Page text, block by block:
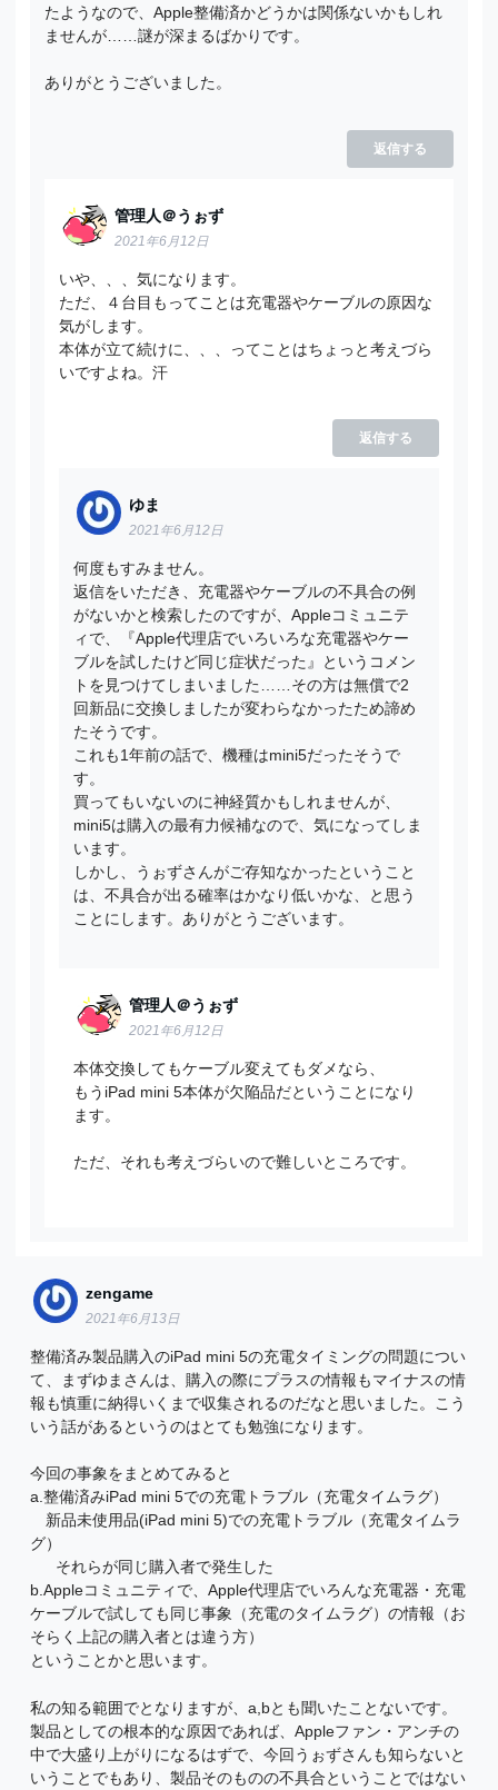
たようなので、Apple整備済かどうかは関係ないかもしれ
ませんが……謎が深まるばかりです。
ありがとうございました。
返信する
管理人＠うぉず
2021年6月12日
いや、、、気になります。
ただ、４台目もってことは充電器やケーブルの原因な
気がします。
本体が立て続けに、、、ってことはちょっと考えづら
いですよね。汗
返信する
ゆま
2021年6月12日
何度もすみません。
返信をいただき、充電器やケーブルの不具合の例
がないかと検索したのですが、Appleコミュニテ
ィで、『Apple代理店でいろいろな充電器やケー
ブルを試したけど同じ症状だった』というコメン
トを見つけてしまいました……その方は無償で2
回新品に交換しましたが変わらなかったため諦め
たそうです。
これも1年前の話で、機種はmini5だったそうで
す。
買ってもいないのに神経質かもしれませんが、
mini5は購入の最有力候補なので、気になってしま
います。
しかし、うぉずさんがご存知なかったということ
は、不具合が出る確率はかなり低いかな、と思う
ことにします。ありがとうございます。
管理人＠うぉず
2021年6月12日
本体交換してもケーブル変えてもダメなら、
もうiPad mini 5本体が欠陥品だということになり
ます。
ただ、それも考えづらいので難しいところです。
zengame
2021年6月13日
整備済み製品購入のiPad mini 5の充電タイミングの問題につい
て、まずゆまさんは、購入の際にプラスの情報もマイナスの情
報も慎重に納得いくまで収集されるのだなと思いました。こう
いう話があるというのはとても勉強になります。
今回の事象をまとめてみると
a.整備済みiPad mini 5での充電トラブル（充電タイムラグ）
新品未使用品(iPad mini 5)での充電トラブル（充電タイムラ
グ）
それらが同じ購入者で発生した
b.Appleコミュニティで、Apple代理店でいろんな充電器・充電
ケーブルで試しても同じ事象（充電のタイムラグ）の情報（お
そらく上記の購入者とは違う方）
ということかと思います。
私の知る範囲でとなりますが、a,bとも聞いたことないです。
製品としての根本的な原因であれば、Appleファン・アンチの
中で大盛り上がりになるはずで、今回うぉずさんも知らないと
いうことでもあり、製品そのものの不具合ということではない